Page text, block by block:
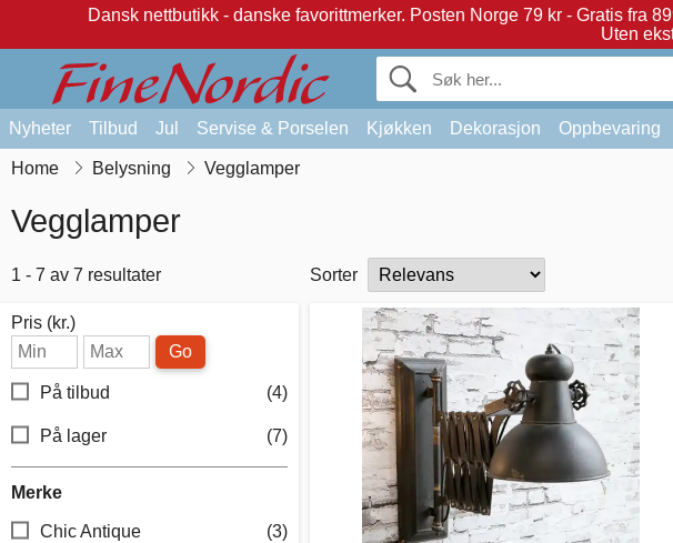
Dansk nettbutikk - danske favorittmerker. Posten Norge 79 kr - Gratis fra
Uten
Nyheter Tilbud Jul Servise & Porselen Kjøkken Dekorasjon Oppbevaring
Home Belysning Vegglamper
Vegglamper
1 - 7 av 7 resultater Sorter
Pris (kr.)
Go
På tilbud (4)
På lager (7)
Merke
Chic Antique
(3)